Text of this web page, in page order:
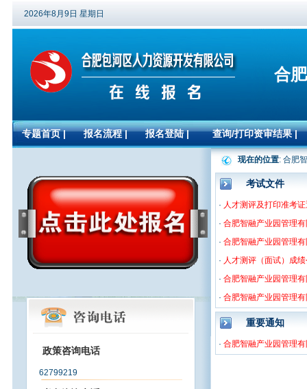
2026年8月9日 星期日
合
专题首页 | 报名流程 | 报名登陆| 查询/打印资审结果|
政策咨询电话
62799219
现在的位置: 合肥
考试文件
· 人才测评及打印准考
· 合肥智融产业园管理
· 合肥智融产业园管理
· 人才测评（面试）成
· 合肥智融产业园管理
· 合肥智融产业园管理
重要通知
· 合肥智融产业园管理